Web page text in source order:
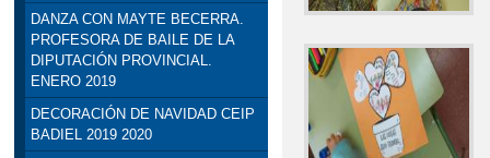
DANZA CON MAYTE BECERRA.
PROFESORA DE BAILE DE LA
DIPUTACIÓN PROVINCIAL.
ENERO 2019
DECORACIÓN DE NAVIDAD CEIP
BADIEL 2019 2020